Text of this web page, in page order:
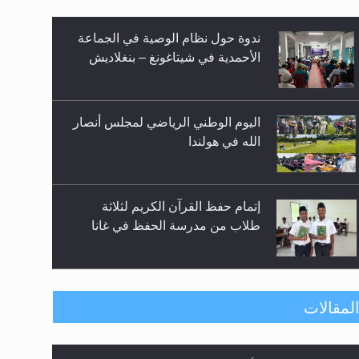
ندوة حول نظام الوصية في الجماعة
الأحمدية في شيتاغونغ – بنغلاديش
اليوم الوطني الرياضي لمجلس أنصار
الله في هولندا
إتمام حفظ القرآن الكريم لثلاثة
طلاب من مدرسة الحفظ في غانا
حفل توزيع الشهادات في الجامعة
المقالات